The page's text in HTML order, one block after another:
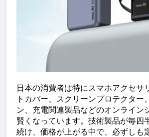
日本の消費者は特にスマホアクセサ
トカバー、スクリーンプロテクター
ン、充電関連製品などのオンライン
賢くなっています。技術製品が毎四
続け、価格が上がる中で、必ずしも